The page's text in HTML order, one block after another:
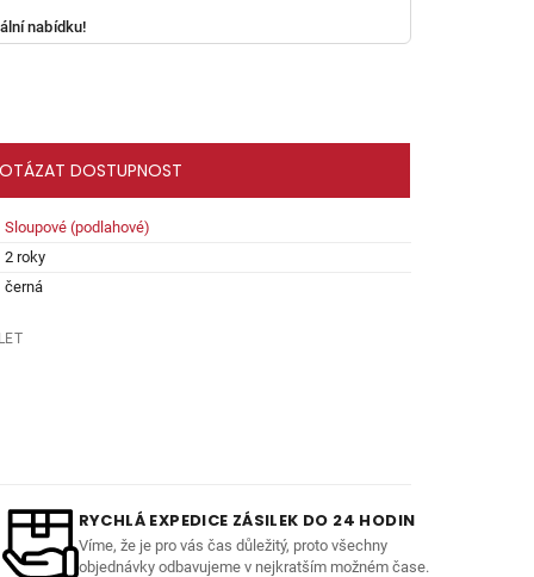
nabídku!
Sloupové (podlahové)
2 roky
černá
DOSTUPNOST
RYCHLÁ EXPEDICE ZÁSILEK DO 24 HODIN
Víme, že je pro vás čas důležitý, proto všechny
objednávky odbavujeme v nejkratším možném čase.